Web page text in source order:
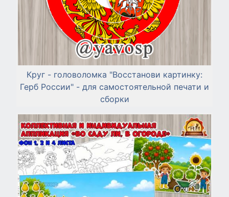
Круг - головоломка "Восстанови картинку:
Герб России" - для самостоятельной печати и
сборки